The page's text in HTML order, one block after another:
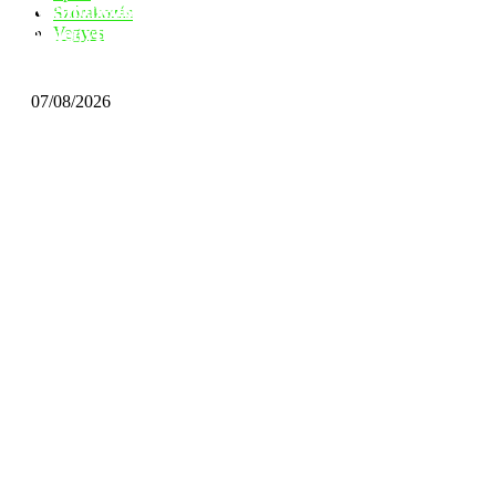
Mentőhelikoptert hívtak a győri
élményfürdőhöz, súlyosan megsérült egy
07/08/2026
Szórakozás
Vegyes